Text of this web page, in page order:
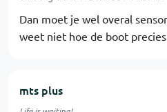
Dan moet je wel overal
weet niet hoe de boot
mts plus